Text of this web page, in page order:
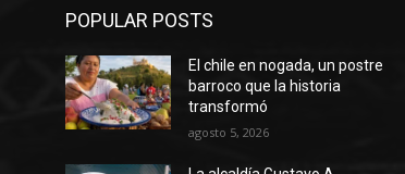
POPULAR POSTS
El chile en nogada, un postre
barroco que la historia
transformó
agosto 5, 2026